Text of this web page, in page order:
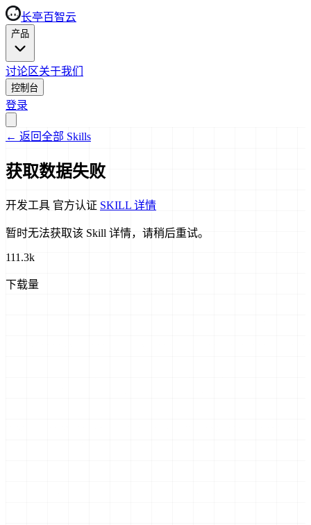
长亭百智云
产品
讨论区关于我们
控制台
登录
← 返回全部 Skills
获取数据失败
开发工具 官方认证 SKILL 详情
暂时无法获取该 Skill 详情，请稍后重试。
111.3k
下载量